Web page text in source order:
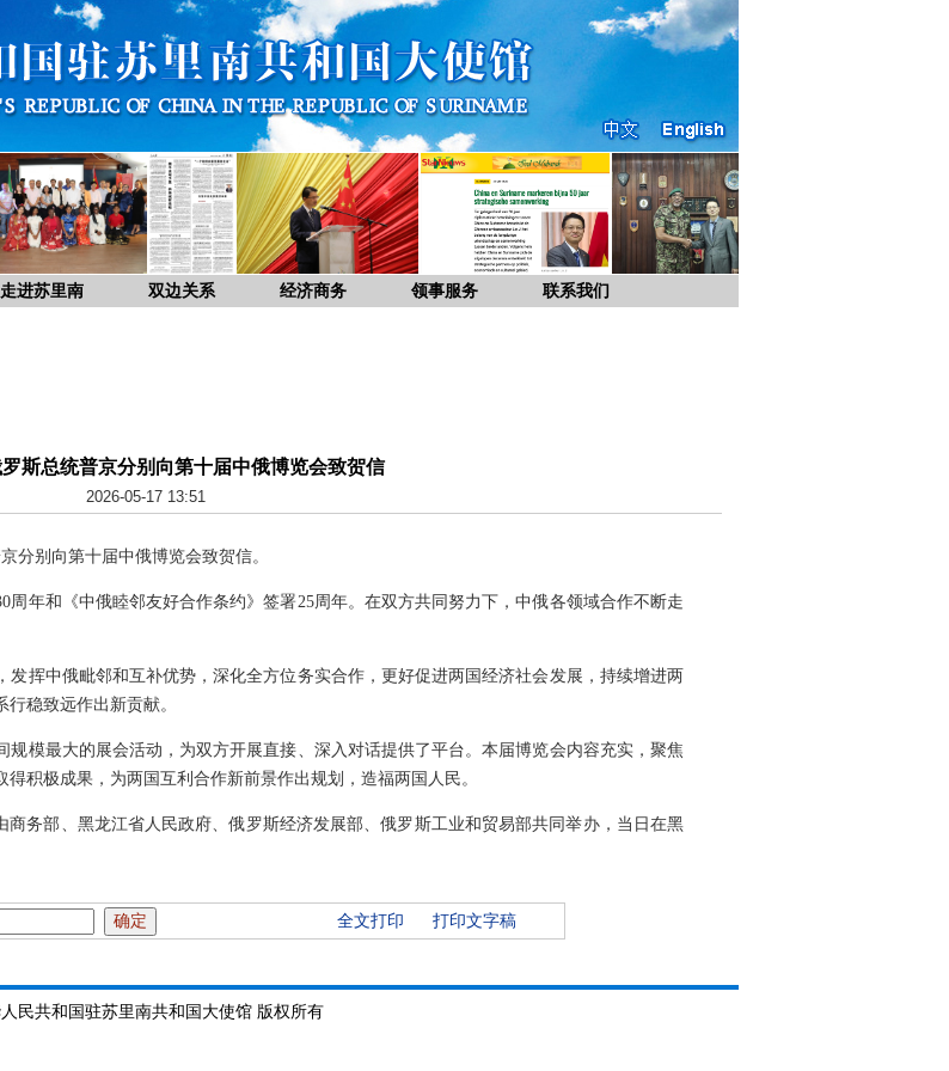
走进苏里南 双边关系 经济商务 领事服务 联系我们
斯总统普京分别向第十届中俄博览会致贺信
2026-05-17 13:51
分别向第十届中俄博览会致贺信。
周年和《中俄睦邻友好合作条约》签署25周年。在双方共同努力下，中俄各领域合作不断走
挥中俄毗邻和互补优势，深化全方位务实合作，更好促进两国经济社会发展，持续增进两
稳致远作出新贡献。
模最大的展会活动，为双方开展直接、深入对话提供了平台。本届博览会内容充实，聚焦
积极成果，为两国互利合作新前景作出规划，造福两国人民。
商务部、黑龙江省人民政府、俄罗斯经济发展部、俄罗斯工业和贸易部共同举办，当日在黑
全文打印 打印文字稿
民共和国驻苏里南共和国大使馆 版权所有